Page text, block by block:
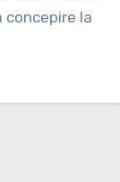
concepire la